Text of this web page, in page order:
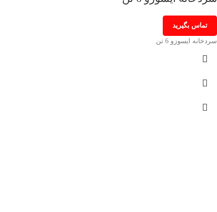
تماس بگیرید
سردخانه ایسوزو 6 تن